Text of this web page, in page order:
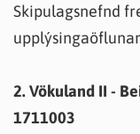
Skipulagsnefnd
2. Vökuland II -
1711003